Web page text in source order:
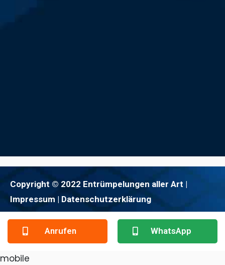
Copyright © 2022 Entrümpelungen aller Art |
Impressum | Datenschutzerklärung
Anrufen WhatsApp